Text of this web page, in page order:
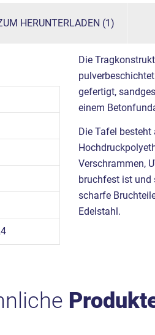
HERUNTERLADEN (1)
Die
gefertigt,
einem
Die Tafel
Verschrammen,
bruchfest ist und
scharfe
Edelstahl.